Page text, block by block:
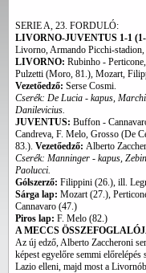
SERIE A, 23. FORDULÓ:
LIVORNO-JUVENTUS 1-1
Livorno, Armando Picchi-stadion,
LIVORNO: Rubinho -
Pulzetti (Moro, 81.), Mozart,
Vezetőedző: Serse Cosmi.
Cserék: De Lucia - kapus,
Danilevicius.
JUVENTUS: Buffon -
Candreva, F. Melo, Grosso (De
83.). Vezetőedző: Alberto
Cserék: Manninger - kapus,
Paolucci.
Gólszerző: Filippini (26.), ill.
Sárga lap: Mozart (27.),
Cannavaro (47.)
Piros lap: F. Melo (82.)
A MECCS
Az új edző, Alberto Zaccheroni
képest egyelőre semmi előrelépés
Lazio elleni, majd most a